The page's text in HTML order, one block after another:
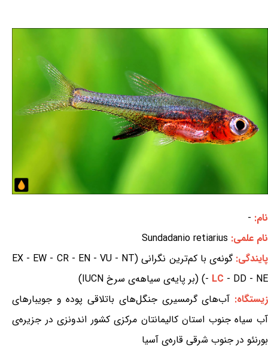
نام: -
نام علمی: Sundadanio retiarius
پایندگی:
گونه‌ی با کم‌ترین نگرانی (EX - EW - CR - EN - VU - NT
- LC - DD - NE) (بر پایه‌ی سیاهه‌ی سرخ IUCN)
زیستگاه: آب‌های گرمسیری جنگل‌های باتلاقی پوده و جویبارهای
آب سیاه جنوب استان کالیمانتان مرکزی کشور اندونزی در جزیره‌ی
بورنئو در جنوب شرقی قاره‌ی آسیا